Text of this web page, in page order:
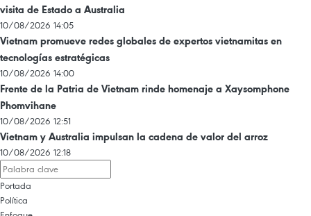
visita de Estado a Australia
10/08/2026 14:05
Vietnam promueve redes globales de expertos vietnamitas en
tecnologías estratégicas
10/08/2026 14:00
Frente de la Patria de Vietnam rinde homenaje a Xaysomphone
Phomvihane
10/08/2026 12:51
Vietnam y Australia impulsan la cadena de valor del arroz
10/08/2026 12:18
Portada
Política